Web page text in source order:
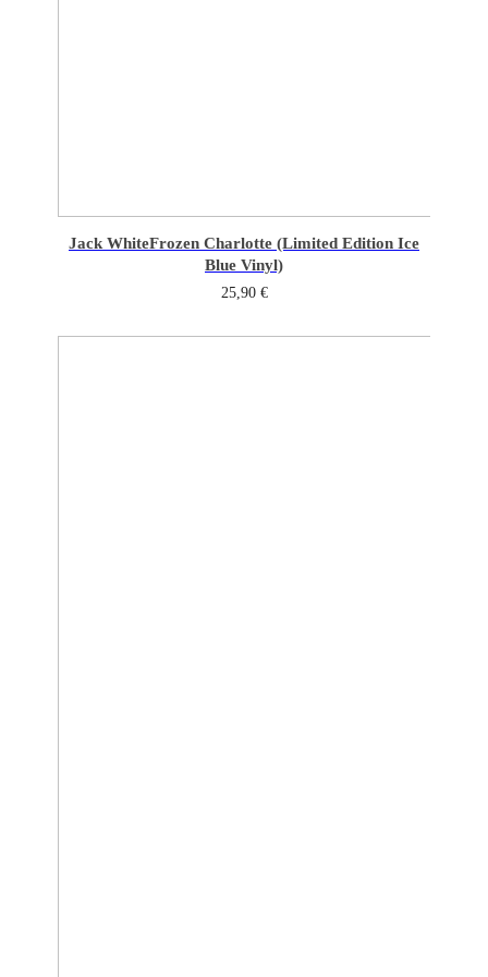
Jack WhiteFrozen Charlotte (Limited Edition Ice
Blue Vinyl)
25,90 €